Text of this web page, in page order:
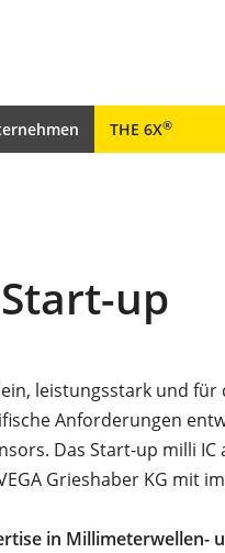
THE 6X®
up
leistungsstark und
Anforderungen
Das Start-up milli
Grieshaber KG mit
in Millimeterwellen-